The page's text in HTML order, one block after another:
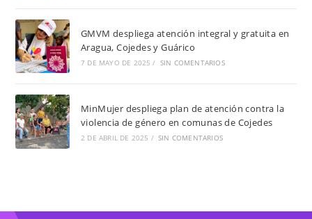
GMVM despliega atención integral y gratuita en
Aragua, Cojedes y Guárico
7 DE MAYO DE 2025 / SIN COMENTARIOS
MinMujer despliega plan de atención contra la
violencia de género en comunas de Cojedes
2 DE ABRIL DE 2025 / SIN COMENTARIOS